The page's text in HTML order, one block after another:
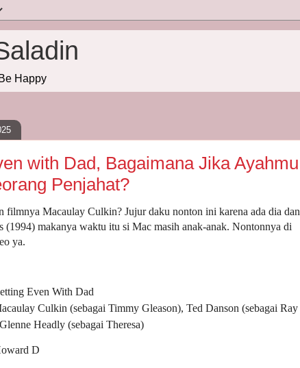
Happy
with Dad, Bagaimana Jika Ayahmu
Penjahat?
filmnya Macaulay Culkin? Jujur daku nonton ini karena ada dia dan
(1994) makanya waktu itu si Mac masih anak-anak. Nontonnya di
ya.
Even With Dad
Culkin (sebagai Timmy Gleason), Ted Danson (sebagai Ray
Headly (sebagai Theresa)
D